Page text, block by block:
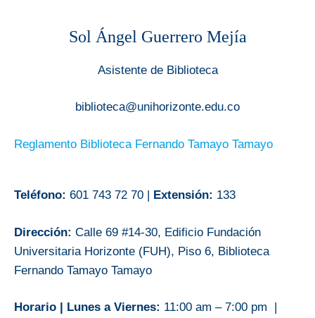
Sol Ángel Guerrero Mejía
Asistente de Biblioteca
biblioteca@unihorizonte.edu.co
Reglamento Biblioteca Fernando Tamayo Tamayo
Teléfono: 601 743 72 70 | Extensión: 133
Dirección: Calle 69 #14-30, Edificio Fundación
Universitaria Horizonte (FUH), Piso 6, Biblioteca
Fernando Tamayo Tamayo
Horario | Lunes a Viernes: 11:00 am – 7:00 pm |